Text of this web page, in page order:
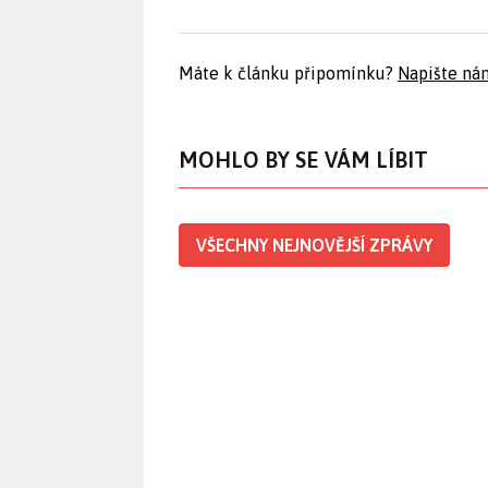
Máte k článku připomínku? Napište
MOHLO BY SE VÁM LÍBIT
VŠECHNY NEJNOVĚJŠÍ ZPRÁVY